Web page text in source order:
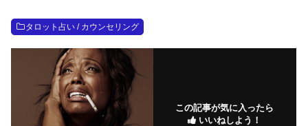
タロット占い / カウンセリング
この記事が気に入ったら
いいねしよう！